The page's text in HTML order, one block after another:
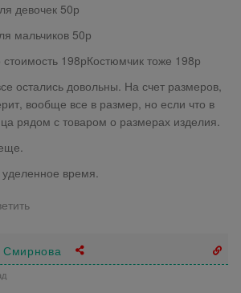
девочек 50р
мальчиков 50р
стоимость 198рКостюмчик тоже 198р
остались довольны. На счет размеров,
вообще все в размер, но если что в
рядом с товаром о размерах изделия.
время.
Смирнова